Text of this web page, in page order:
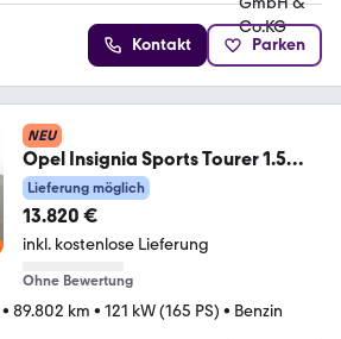
Kontakt Parken
NEU
Opel Insignia Sports Tourer 1.5
SIDI Turbo INNOVATION
Lieferung möglich
13.820 €
inkl. kostenlose Lieferung
Ohne Bewertung
• 89.802 km • 121 kW (165 PS) • Benzin